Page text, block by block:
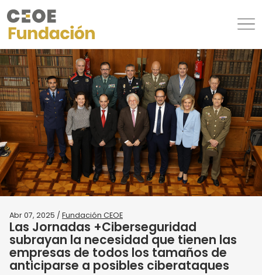
Abr 07, 2025 / Fundación CEOE
Las Jornadas +Ciberseguridad
subrayan la necesidad que tienen las
empresas de todos los tamaños de
anticiparse a posibles ciberataques